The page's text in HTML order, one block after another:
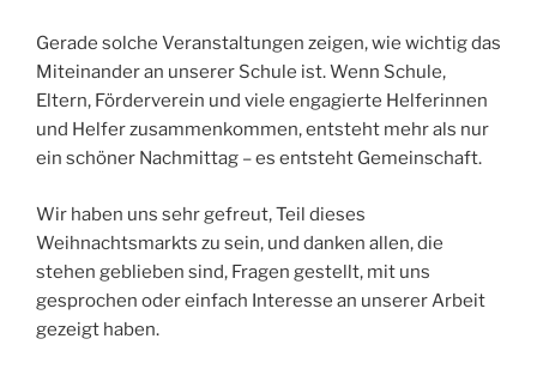
Gerade solche Veranstaltungen zeigen, wie wichtig das
Miteinander an unserer Schule ist. Wenn Schule,
Eltern, Förderverein und viele engagierte Helferinnen
und Helfer zusammenkommen, entsteht mehr als nur
ein schöner Nachmittag – es entsteht Gemeinschaft.
Wir haben uns sehr gefreut, Teil dieses
Weihnachtsmarkts zu sein, und danken allen, die
stehen geblieben sind, Fragen gestellt, mit uns
gesprochen oder einfach Interesse an unserer Arbeit
gezeigt haben.